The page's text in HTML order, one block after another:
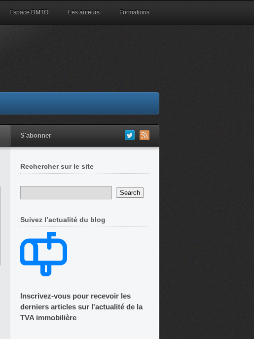
Espace DMTO Les auteurs Formations
S'abonner
Rechercher sur le site
Suivez l’actualité du blog
Inscrivez-vous pour recevoir les
derniers articles sur l'actualité de la
TVA immobilière